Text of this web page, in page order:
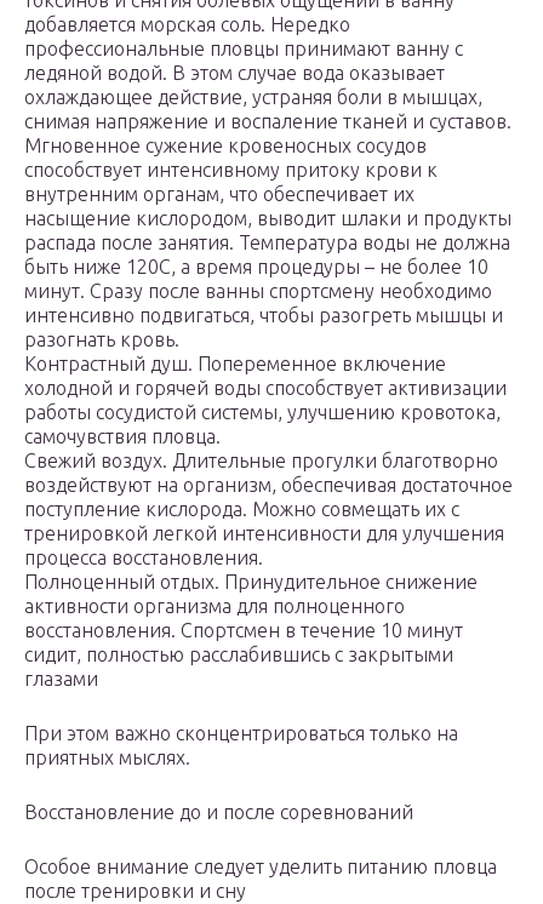
добавляется морская соль. Нередко
профессиональные пловцы принимают ванну с
ледяной водой. В этом случае вода оказывает
охлаждающее действие, устраняя боли в мышцах,
снимая напряжение и воспаление тканей и суставов.
Мгновенное сужение кровеносных сосудов
способствует интенсивному притоку крови к
внутренним органам, что обеспечивает их
насыщение кислородом, выводит шлаки и продукты
распада после занятия. Температура воды не должна
быть ниже 120С, а время процедуры – не более 10
минут. Сразу после ванны спортсмену необходимо
интенсивно подвигаться, чтобы разогреть мышцы и
разогнать кровь.
Контрастный душ. Попеременное включение
холодной и горячей воды способствует активизации
работы сосудистой системы, улучшению кровотока,
самочувствия пловца.
Свежий воздух. Длительные прогулки благотворно
воздействуют на организм, обеспечивая достаточное
поступление кислорода. Можно совмещать их с
тренировкой легкой интенсивности для улучшения
процесса восстановления.
Полноценный отдых. Принудительное снижение
активности организма для полноценного
восстановления. Спортсмен в течение 10 минут
сидит, полностью расслабившись с закрытыми
глазами
При этом важно сконцентрироваться только на
приятных мыслях.
Восстановление до и после соревнований
Особое внимание следует уделить питанию пловца
после тренировки и сну